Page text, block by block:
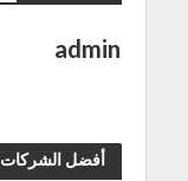
admin
أفضل الشركات